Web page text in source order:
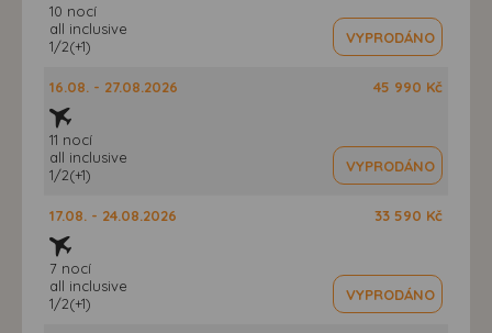
10 nocí
all inclusive
1/2(+1)
VYPRODÁNO
16.08. - 27.08.2026
11 nocí
all inclusive
1/2(+1)
45 990 Kč
VYPRODÁNO
17.08. - 24.08.2026
7 nocí
all inclusive
1/2(+1)
33 590 Kč
VYPRODÁNO